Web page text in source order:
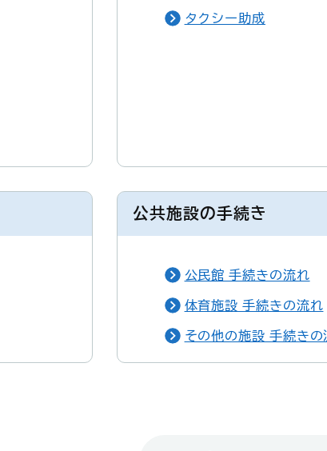
タクシー助成
公共施設の手続き
公民館 手続きの流れ
体育施設 手続きの流れ
その他の施設 手続きの